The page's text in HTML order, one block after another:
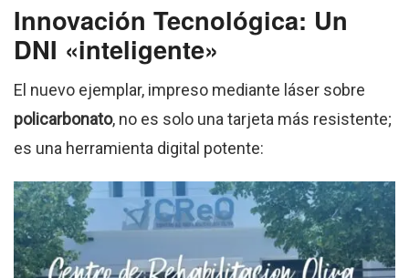
Innovación Tecnológica: Un
DNI «inteligente»
El nuevo ejemplar, impreso mediante láser sobre
policarbonato, no es solo una tarjeta más resistente;
es una herramienta digital potente: